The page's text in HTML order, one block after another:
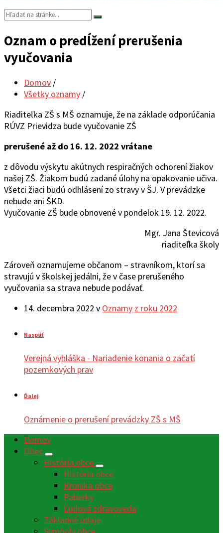
Vyhľadávanie:
Oznam o predĺžení prerušenia
vyučovania
Domov /
Všetky oznamy /
Riaditeľka ZŠ s MŠ oznamuje, že na základe odporúčania
RÚVZ Prievidza bude vyučovanie ZŠ
prerušené až do 16. 12. 2022 vrátane
z dôvodu výskytu akútnych respiračných ochorení žiakov
našej ZŠ. Žiakom budú zadané úlohy na opakovanie učiva.
Všetci žiaci budú odhlásení zo stravy v ŠJ. V prevádzke
nebude ani ŠKD.
Vyučovanie ZŠ bude obnovené v pondelok 19. 12. 2022.
Mgr. Jana Števicová
riaditeľka školy
Zároveň oznamujeme občanom – stravníkom, ktorí sa
stravujú v školskej jedálni, že v čase prerušeného
vyučovania sa strava nebude podávať.
14. decembra 2022 v Oznamy z roku 2022
Naspäť
Verejná vyhláška - Nariadenie konania o začatí
pozemkových prav
Ďalej
Oznámenie o prerušení prevádzky ZŠ s MŠ
Domov
Obec
História obce
História obce
Kronika obce
Paberky
Ľudová zdravoveda
Základné údaje